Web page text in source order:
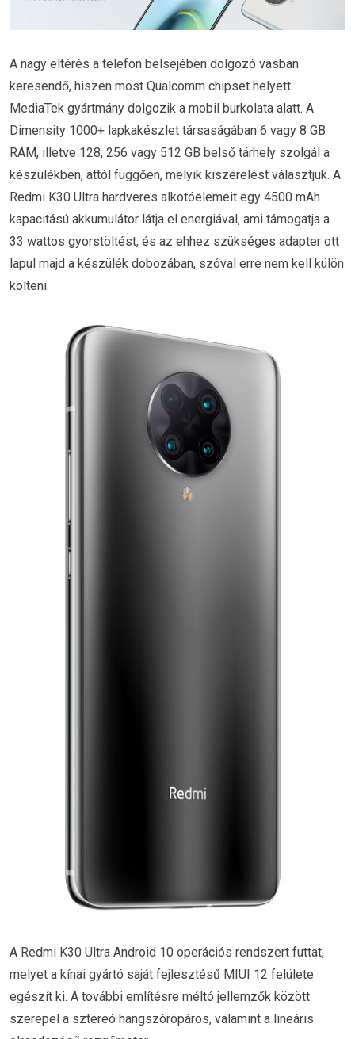
A nagy eltérés a telefon belsejében dolgozó vasban
keresendő, hiszen most Qualcomm chipset helyett
MediaTek gyártmány dolgozik a mobil burkolata alatt. A
Dimensity 1000+ lapkakészlet társaságában 6 vagy 8 GB
RAM, illetve 128, 256 vagy 512 GB belső tárhely szolgál a
készülékben, attól függően, melyik kiszerelést választjuk. A
Redmi K30 Ultra hardveres alkotóelemeit egy 4500 mAh
kapacitású akkumulátor látja el energiával, ami támogatja a
33 wattos gyorstöltést, és az ehhez szükséges adapter ott
lapul majd a készülék dobozában, szóval erre nem kell külön
költeni.
A Redmi K30 Ultra Android 10 operációs rendszert futtat,
melyet a kínai gyártó saját fejlesztésű MIUI 12 felülete
egészít ki. A további említésre méltó jellemzők között
szerepel a sztereó hangszórópáros, valamint a lineáris